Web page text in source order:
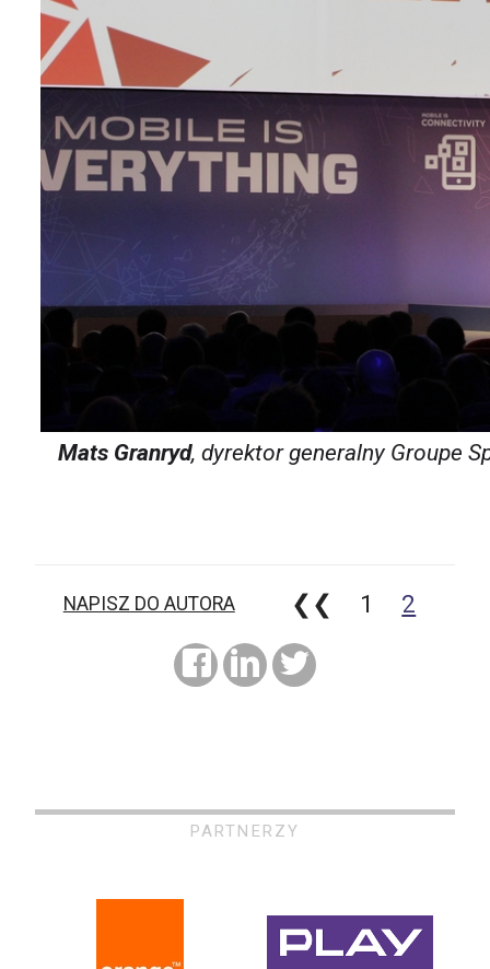
Mats Granryd, dyrektor generalny Groupe
NAPISZ DO AUTORA ❮❮ 1 2
PARTNERZY